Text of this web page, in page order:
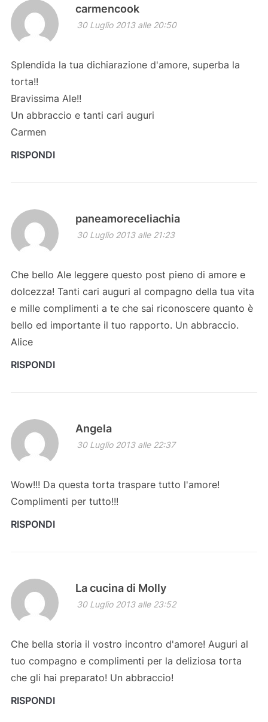
carmencook
30 Luglio 2013 alle 20:50
Splendida la tua dichiarazione d'amore, superba la
torta!!
Bravissima Ale!!
Un abbraccio e tanti cari auguri
Carmen
RISPONDI
paneamoreceliachia
30 Luglio 2013 alle 21:23
Che bello Ale leggere questo post pieno di amore e
dolcezza! Tanti cari auguri al compagno della tua vita
e mille complimenti a te che sai riconoscere quanto è
bello ed importante il tuo rapporto. Un abbraccio.
Alice
RISPONDI
Angela
30 Luglio 2013 alle 22:37
Wow!!! Da questa torta traspare tutto l'amore!
Complimenti per tutto!!!
RISPONDI
La cucina di Molly
30 Luglio 2013 alle 23:52
Che bella storia il vostro incontro d'amore! Auguri al
tuo compagno e complimenti per la deliziosa torta
che gli hai preparato! Un abbraccio!
RISPONDI